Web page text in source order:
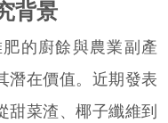
背景
的廚餘與農業副產
潛在價值。近期發表
甜菜渣、椰子纖維到